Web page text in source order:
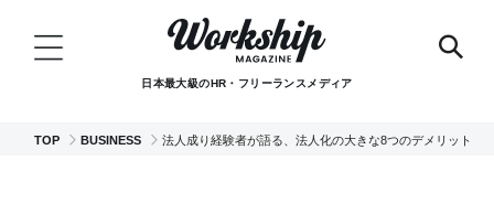
日本最大級のHR・フリーランスメディア
TOP BUSINESS 法人成り経験者が語る、法人化の大きな8つのデメリット